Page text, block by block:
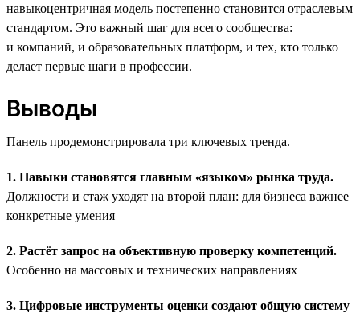
навыкоцентричная модель постепенно становится отраслевым
стандартом. Это важный шаг для всего сообщества:
и компаний, и образовательных платформ, и тех, кто только
делает первые шаги в профессии.
Выводы
Панель продемонстрировала три ключевых тренда.
1. Навыки становятся главным «языком» рынка труда.
Должности и стаж уходят на второй план: для бизнеса важнее
конкретные умения
2. Растёт запрос на объективную проверку компетенций.
Особенно на массовых и технических направлениях
3. Цифровые инструменты оценки создают общую систему